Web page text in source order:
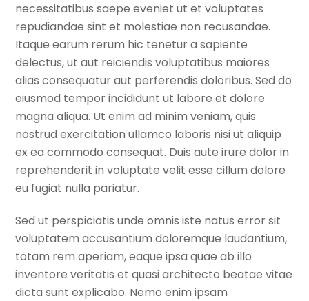
necessitatibus saepe eveniet ut et voluptates
repudiandae sint et molestiae non recusandae.
Itaque earum rerum hic tenetur a sapiente
delectus, ut aut reiciendis voluptatibus maiores
alias consequatur aut perferendis doloribus. Sed do
eiusmod tempor incididunt ut labore et dolore
magna aliqua. Ut enim ad minim veniam, quis
nostrud exercitation ullamco laboris nisi ut aliquip
ex ea commodo consequat. Duis aute irure dolor in
reprehenderit in voluptate velit esse cillum dolore
eu fugiat nulla pariatur.
Sed ut perspiciatis unde omnis iste natus error sit
voluptatem accusantium doloremque laudantium,
totam rem aperiam, eaque ipsa quae ab illo
inventore veritatis et quasi architecto beatae vitae
dicta sunt explicabo. Nemo enim ipsam